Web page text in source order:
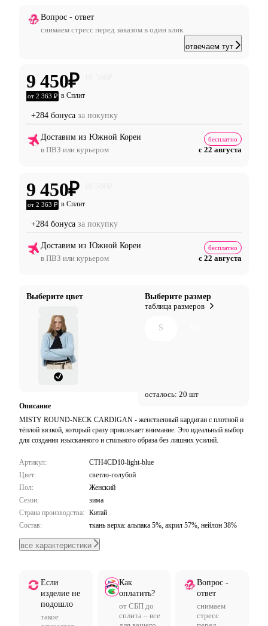
Вопрос - ответ
снимаем стресс перед заказом в один клик
отвечаем тут
9 450₽
от 2 363 ₽ в Сплит
+284 бонуса за покупку
Доставим из Южной Кореи
в ПВЗ или курьером
бесплатно
с 22 августа
9 450₽
от 2 363 ₽ в Сплит
+284 бонуса за покупку
Доставим из Южной Кореи
в ПВЗ или курьером
бесплатно
с 22 августа
Выберите цвет
Выберите размер
таблица размеров
S
осталось: 20 шт
Описание
MISTY ROUND-NECK CARDIGAN - женственный кардиган с плотной и
тёплой вязкой, который сразу привлекает внимание. Это идеальный выбор
для создания изысканного и стильного образа без лишних усилий.
Артикул:
CTH4CD10-light-blue
Цвет:
светло-голубой
Пол:
Женский
Сезон:
зима
Страна производства: Китай
Состав:
ткань верха: альпака 5%, акрил 57%, нейлон 38%
все характеристики
Если
изделие не
подошло
такое
Как
оплатить?
от СБП до
сплита – все
Вопрос -
ответ
снимаем
стресс